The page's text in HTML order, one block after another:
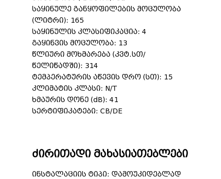
საყინულე განყოფილების მოცულობა
(ლიტრი): 165
საყინულის კლასიფიკაცია: 4
გაყინვის მოცულობა: 13
წლიური მოხმარება (კვტ.სთ/
წელიწადში): 314
ტემპერატურის აწევის დრო (სთ): 15
კლიმატის კლასი: N/T
ხმაურის დონე (dB): 41
სერტიფიკატები: CB/DE
ძირითადი მახასიათებლები
ინსტალაციის ტიპი: დამოუკიდებლად